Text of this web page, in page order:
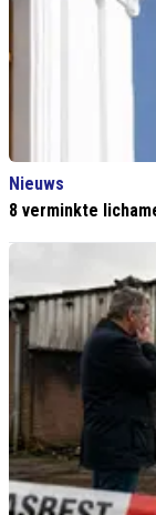
Nieuws
8 verminkte